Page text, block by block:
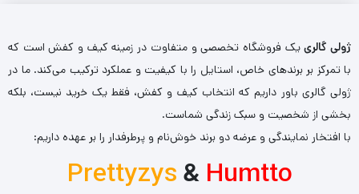
ژولی گالرییک فروشگاه تخصصی و متفاوت در زمینه کیف و کفش است که
با تمرکز بر برندهای خاص، استایل را با کیفیت و عملکرد ترکیب می‌کند. ما در
ژولی گالری باور داریم که انتخاب کیف و کفش، فقط یک خرید نیست، بلکه
بخشی از شخصیت و سبک زندگی شماست.
با افتخار نمایندگی و عرضه دو برند خوش‌نام و پرطرفدار را بر عهده داریم:
Prettyzys& Humtto